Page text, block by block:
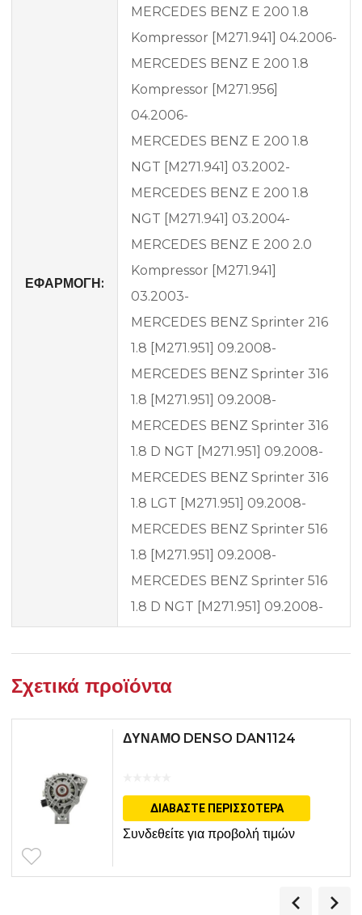
ΕΦΑΡΜΟΓΗ:
MERCEDES BENZ E 200 1.8
Kompressor [M271.941] 04.2006-
MERCEDES BENZ E 200 1.8
Kompressor [M271.956]
04.2006-
MERCEDES BENZ E 200 1.8
NGT [M271.941] 03.2002-
MERCEDES BENZ E 200 1.8
NGT [M271.941] 03.2004-
MERCEDES BENZ E 200 2.0
Kompressor [M271.941]
03.2003-
MERCEDES BENZ Sprinter 216
1.8 [M271.951] 09.2008-
MERCEDES BENZ Sprinter 316
1.8 [M271.951] 09.2008-
MERCEDES BENZ Sprinter 316
1.8 D NGT [M271.951] 09.2008-
MERCEDES BENZ Sprinter 316
1.8 LGT [M271.951] 09.2008-
MERCEDES BENZ Sprinter 516
1.8 [M271.951] 09.2008-
MERCEDES BENZ Sprinter 516
1.8 D NGT [M271.951] 09.2008-
Σχετικά προϊόντα
ΔΥΝΑΜΟ DENSO DAN1124
ΔΙΑΒΆΣΤΕ ΠΕΡΙΣΣΌΤΕΡΑ
Συνδεθείτε για προβολή τιμών